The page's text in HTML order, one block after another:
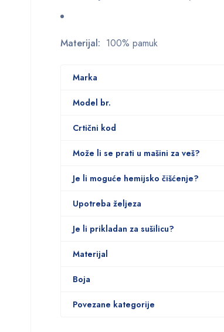
Materijal: 100% pamuk
Marka
Model br.
Crtični kod
Može li se prati u mašini za veš?
Je li moguće hemijsko čišćenje?
Upotreba željeza
Je li prikladan za sušilicu?
Materijal
Boja
Povezane kategorije